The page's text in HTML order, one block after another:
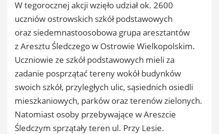
W tegorocznej akcji wzięło udział ok. 2600
uczniów ostrowskich szkół podstawowych
oraz siedemnastoosobowa grupa aresztantów
z Aresztu Śledczego w Ostrowie Wielkopolskim.
Uczniowie ze szkół podstawowych mieli za
zadanie posprzątać tereny wokół budynków
swoich szkół, przyległych ulic, sąsiednich osiedli
mieszkaniowych, parków oraz terenów zielonych.
Natomiast osoby przebywające w Areszcie
Śledczym sprzątały teren ul. Przy Lesie.